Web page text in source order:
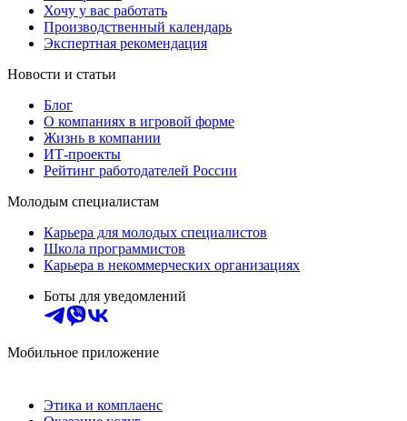
Хочу у вас работать
Производственный календарь
Экспертная рекомендация
Новости и статьи
Блог
О компаниях в игровой форме
Жизнь в компании
ИТ-проекты
Рейтинг работодателей России
Молодым специалистам
Карьера для молодых специалистов
Школа программистов
Карьера в некоммерческих организациях
Боты для уведомлений
Мобильное приложение
Этика и комплаенс